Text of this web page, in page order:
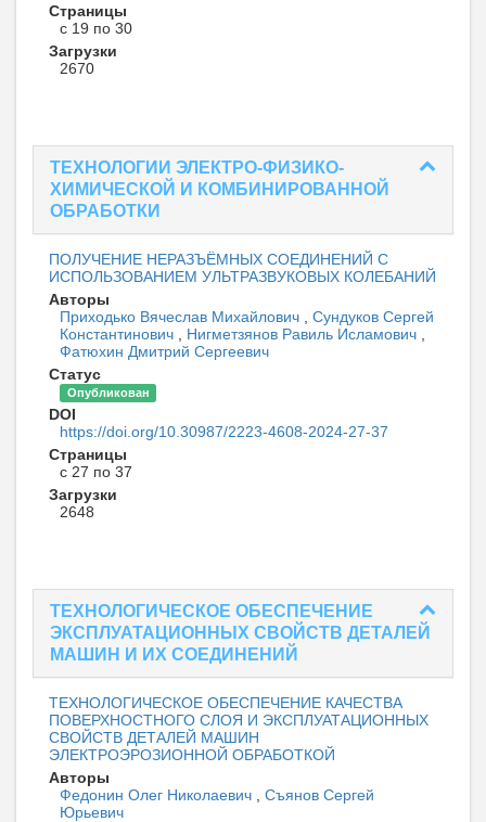
Страницы
с 19 по 30
Загрузки
2670
ТЕХНОЛОГИИ ЭЛЕКТРО-ФИЗИКО-
ХИМИЧЕСКОЙ И КОМБИНИРОВАННОЙ
ОБРАБОТКИ
ПОЛУЧЕНИЕ НЕРАЗЪЁМНЫХ СОЕДИНЕНИЙ С
ИСПОЛЬЗОВАНИЕМ УЛЬТРАЗВУКОВЫХ КОЛЕБАНИЙ
Авторы
Приходько Вячеслав Михайлович
Сундуков Сергей
Константинович
Нигметзянов Равиль Исламович
Фатюхин Дмитрий Сергеевич
Статус
Опубликован
DOI
https://doi.org/10.30987/2223-4608-2024-27-37
Страницы
с 27 по 37
Загрузки
2648
ТЕХНОЛОГИЧЕСКОЕ ОБЕСПЕЧЕНИЕ
ЭКСПЛУАТАЦИОННЫХ СВОЙСТВ ДЕТАЛЕЙ
МАШИН И ИХ СОЕДИНЕНИЙ
ТЕХНОЛОГИЧЕСКОЕ ОБЕСПЕЧЕНИЕ КАЧЕСТВА
ПОВЕРХНОСТНОГО СЛОЯ И ЭКСПЛУАТАЦИОННЫХ
СВОЙСТВ ДЕТАЛЕЙ МАШИН
ЭЛЕКТРОЭРОЗИОННОЙ ОБРАБОТКОЙ
Авторы
Федонин Олег Николаевич
Съянов Сергей
Юрьевич